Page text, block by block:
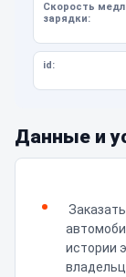
Скорость
зарядки:
id:
Данные и
истории